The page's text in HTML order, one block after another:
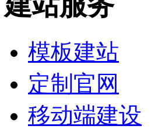
模板建站
定制官网
移动端建设